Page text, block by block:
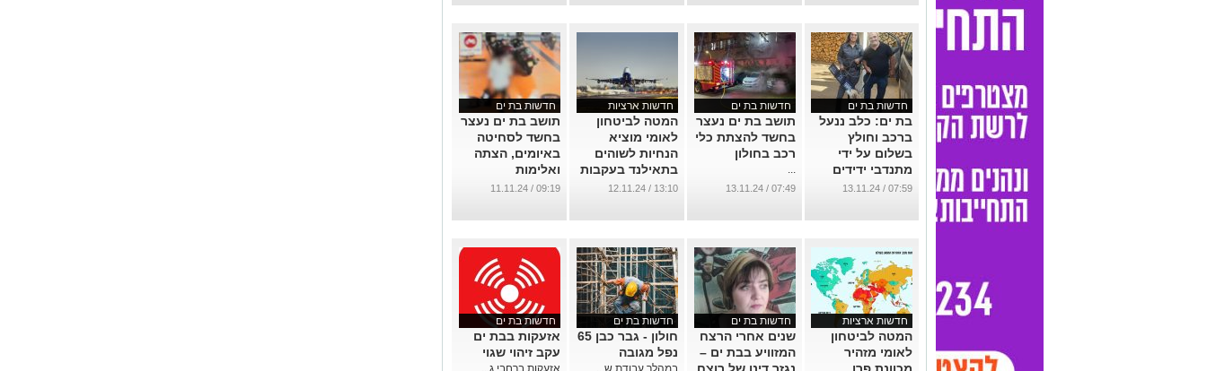
חדשות בת ים
בת ים: כלב ננעל
ברכב וחולץ
בשלום על ידי
מתנדבי ידידים
...
07:59 / 13.11.24
חדשות בת ים
תושב בת ים נעצר
בחשד להצתת כלי
רכב בחולון
...
07:49 / 13.11.24
חדשות ארציות
המטה לביטחון
לאומי מוציא
הנחיות לשוהים
בתאילנד בעקבות
חשש לפגיעה
...
13:10 / 12.11.24
חדשות בת ים
תושב בת ים נעצר
בחשד לסחיטה
באיומים, הצתה
ואלימות
...
09:19 / 11.11.24
חדשות ארציות
המטה לביטחון
לאומי מזהיר
חדשות בת ים
שנים אחרי הרצח
המזוויע בבת ים –
חדשות בת ים
חולון - גבר כבן 65
נפל מגובה
במהלך עבודת ש...
חדשות בת ים
אזעקות בבת ים
עקב זיהוי שגוי
אזעקות ברחבי ג...